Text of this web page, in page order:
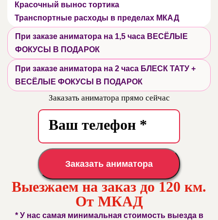
Красочный вынос тортика
Транспортные расходы в пределах МКАД
При заказе аниматора на 1,5 часа ВЕСЁЛЫЕ
ФОКУСЫ В ПОДАРОК
При заказе аниматора на 2 часа БЛЕСК ТАТУ +
ВЕСЁЛЫЕ ФОКУСЫ В ПОДАРОК
Заказать аниматора прямо сейчас
Заказать аниматора
Выезжаем на заказ до 120 км.
От МКАД
* У нас самая минимальная стоимость выезда в